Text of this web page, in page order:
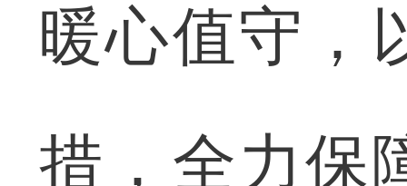
暖心值守，
措，全力保